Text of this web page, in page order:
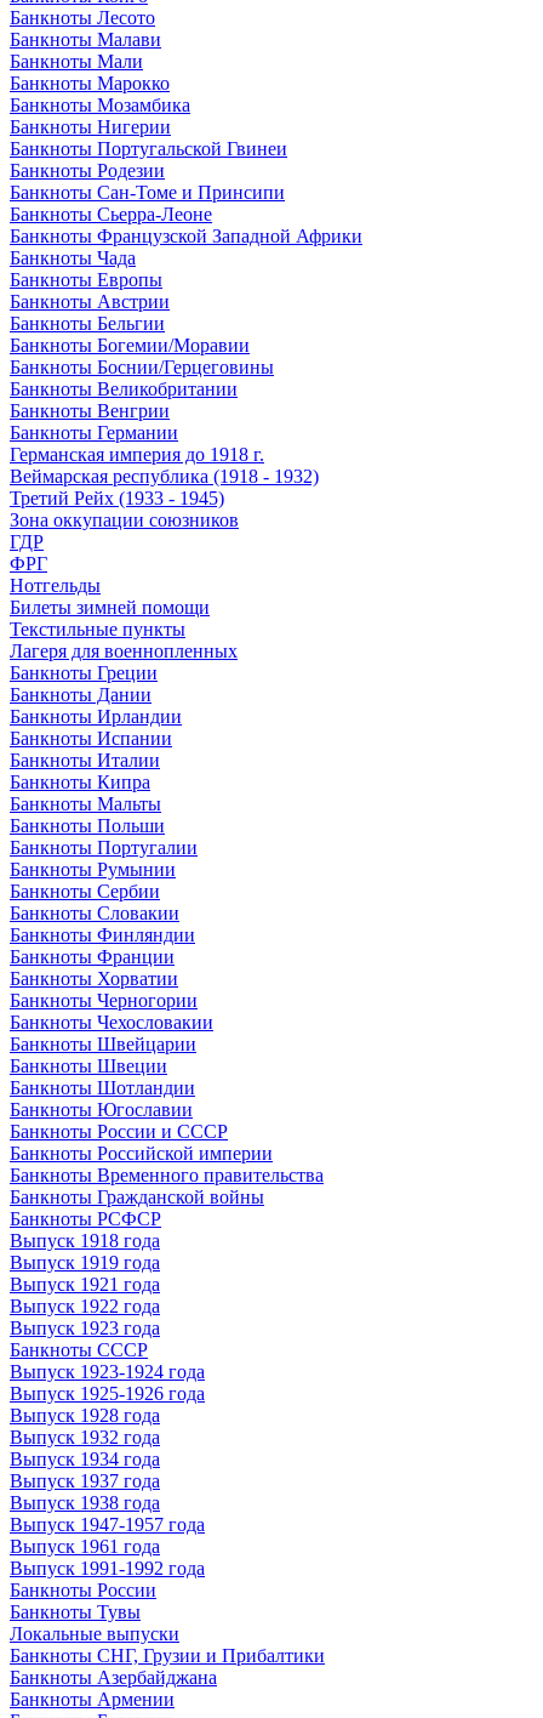
Банкноты Лесото
Банкноты Малави
Банкноты Мали
Банкноты Марокко
Банкноты Мозамбика
Банкноты Нигерии
Банкноты Португальской Гвинеи
Банкноты Родезии
Банкноты Сан-Томе и Принсипи
Банкноты Сьерра-Леоне
Банкноты Французской Западной Африки
Банкноты Чада
Банкноты Европы
Банкноты Австрии
Банкноты Бельгии
Банкноты Богемии/Моравии
Банкноты Боснии/Герцеговины
Банкноты Великобритании
Банкноты Венгрии
Банкноты Германии
Германская империя до 1918 г.
Веймарская республика (1918 - 1932)
Третий Рейх (1933 - 1945)
Зона оккупации союзников
ГДР
ФРГ
Нотгельды
Билеты зимней помощи
Текстильные пункты
Лагеря для военнопленных
Банкноты Греции
Банкноты Дании
Банкноты Ирландии
Банкноты Испании
Банкноты Италии
Банкноты Кипра
Банкноты Мальты
Банкноты Польши
Банкноты Португалии
Банкноты Румынии
Банкноты Сербии
Банкноты Словакии
Банкноты Финляндии
Банкноты Франции
Банкноты Хорватии
Банкноты Черногории
Банкноты Чехословакии
Банкноты Швейцарии
Банкноты Швеции
Банкноты Шотландии
Банкноты Югославии
Банкноты России и СССР
Банкноты Российской империи
Банкноты Временного правительства
Банкноты Гражданской войны
Банкноты РСФСР
Выпуск 1918 года
Выпуск 1919 года
Выпуск 1921 года
Выпуск 1922 года
Выпуск 1923 года
Банкноты СССР
Выпуск 1923-1924 года
Выпуск 1925-1926 года
Выпуск 1928 года
Выпуск 1932 года
Выпуск 1934 года
Выпуск 1937 года
Выпуск 1938 года
Выпуск 1947-1957 года
Выпуск 1961 года
Выпуск 1991-1992 года
Банкноты России
Банкноты Тувы
Локальные выпуски
Банкноты СНГ, Грузии и Прибалтики
Банкноты Азербайджана
Банкноты Армении